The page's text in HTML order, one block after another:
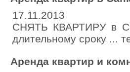
17.11.2013
СНЯТЬ КВАРТИРУ в
длительному сроку ...
Аренда квартир и